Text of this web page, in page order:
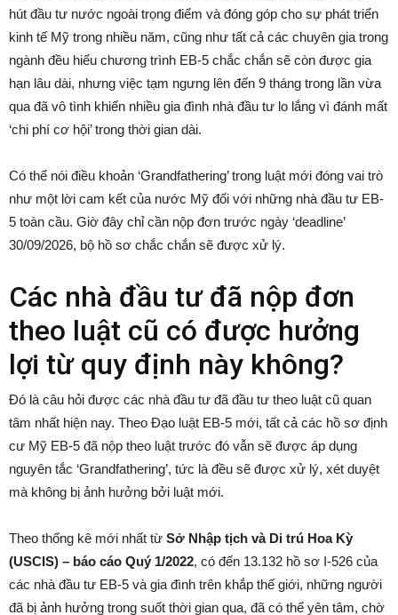
hút đầu tư nước ngoài trọng điểm và đóng góp cho sự phát triển
kinh tế Mỹ trong nhiều năm, cũng như tất cả các chuyên gia trong
ngành đều hiểu chương trình EB-5 chắc chắn sẽ còn được gia
hạn lâu dài, nhưng việc tạm ngưng lên đến 9 tháng trong lần vừa
qua đã vô tình khiến nhiều gia đình nhà đầu tư lo lắng vì đánh mất
‘chi phí cơ hội’ trong thời gian dài.
Có thể nói điều khoản ‘Grandfathering’ trong luật mới đóng vai trò
như một lời cam kết của nước Mỹ đối với những nhà đầu tư EB-
5 toàn cầu. Giờ đây chỉ cần nộp đơn trước ngày ‘deadline’
30/09/2026, bộ hồ sơ chắc chắn sẽ được xử lý.
Các nhà đầu tư đã nộp đơn
theo luật cũ có được hưởng
lợi từ quy định này không?
Đó là câu hỏi được các nhà đầu tư đã đầu tư theo luật cũ quan
tâm nhất hiện nay. Theo Đạo luật EB-5 mới, tất cả các hồ sơ định
cư Mỹ EB-5 đã nộp theo luật trước đó vẫn sẽ được áp dụng
nguyên tắc ‘Grandfathering’, tức là đều sẽ được xử lý, xét duyệt
mà không bị ảnh hưởng bởi luật mới.
Theo thống kê mới nhất từ Sở Nhập tịch và Di trú Hoa Kỳ
(USCIS) – báo cáo Quý 1/2022, có đến 13.132 hồ sơ I-526 của
các nhà đầu tư EB-5 và gia đình trên khắp thế giới, những người
đã bị ảnh hưởng trong suốt thời gian qua, đã có thể yên tâm, chờ